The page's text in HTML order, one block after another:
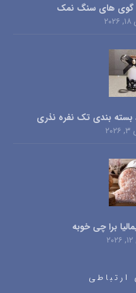
گوی های سنگ نمک
بندی تک نفره نذری
برا چی خوبه
ارتباطی